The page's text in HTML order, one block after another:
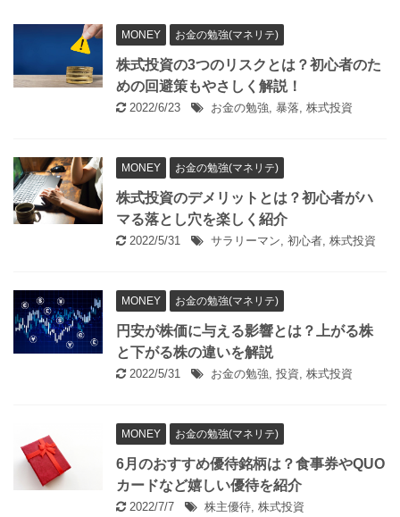
MONEY お金の勉強(マネリテ)
株式投資の3つのリスクとは？初心者のた
めの回避策もやさしく解説！
2022/6/23 お金の勉強, 暴落, 株式投資
MONEY お金の勉強(マネリテ)
株式投資のデメリットとは？初心者がハ
マる落とし穴を楽しく紹介
2022/5/31 サラリーマン, 初心者, 株式投資
MONEY お金の勉強(マネリテ)
円安が株価に与える影響とは？上がる株
と下がる株の違いを解説
2022/5/31 お金の勉強, 投資, 株式投資
MONEY お金の勉強(マネリテ)
6月のおすすめ優待銘柄は？食事券やQUO
カードなど嬉しい優待を紹介
2022/7/7 株主優待, 株式投資